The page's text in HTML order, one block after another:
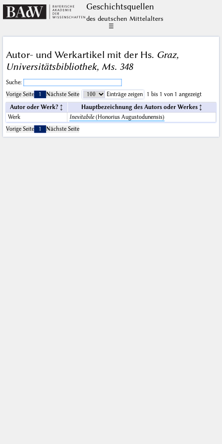
Geschichts­quellen
des deutschen Mittelalters
☰
Autor- und Werkartikel mit der Hs. Graz,
Universitätsbibliothek, Ms. 348
Suche:
Vorige Seite
1 Nächste Seite Einträge zeigen
1 bis 1 von 1 angezeigt
Autor oder Werk?
Hauptbezeichnung des Autors oder Werkes
Werk
Inevitabile(Honorius Augustodunensis)
Vorige Seite
1 Nächste Seite